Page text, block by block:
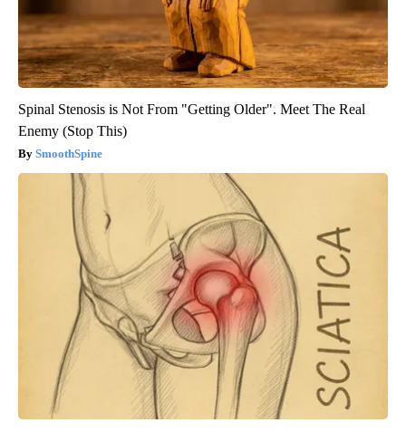
Spinal Stenosis is Not From "Getting Older". Meet The Real
Enemy (Stop This)
SmoothSpine